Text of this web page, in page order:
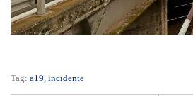
Tag: a19, incidente